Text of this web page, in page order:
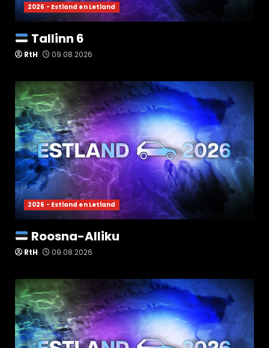
2026 - Estland en Letland
Tallinn 6
RtH 09.08.2026
2026 - Estland en Letland
Roosna-Alliku
RtH 09.08.2026